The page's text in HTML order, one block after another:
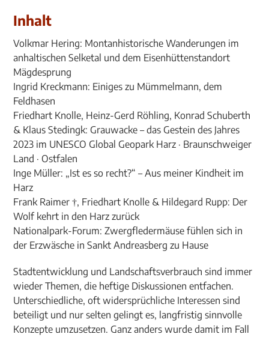
Inhalt
Volkmar Hering: Montanhistorische Wanderungen im
anhaltischen Selketal und dem Eisenhüttenstandort
Mägdesprung
Ingrid Kreckmann: Einiges zu Mümmelmann, dem
Feldhasen
Friedhart Knolle, Heinz-Gerd Röhling, Konrad Schuberth
& Klaus Stedingk: Grauwacke – das Gestein des Jahres
2023 im UNESCO Global Geopark Harz · Braunschweiger
Land · Ostfalen
Inge Müller: „Ist es so recht?“ – Aus meiner Kindheit im
Harz
Frank Raimer †, Friedhart Knolle & Hildegard Rupp: Der
Wolf kehrt in den Harz zurück
Nationalpark-Forum: Zwergfledermäuse fühlen sich in
der Erzwäsche in Sankt Andreasberg zu Hause
Stadtentwicklung und Landschaftsverbrauch sind immer
wieder Themen, die heftige Diskussionen entfachen.
Unterschiedliche, oft widersprüchliche Interessen sind
beteiligt und nur selten gelingt es, langfristig sinnvolle
Konzepte umzusetzen. Ganz anders wurde damit im Fall